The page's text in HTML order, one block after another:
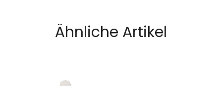
Ähnliche Artikel